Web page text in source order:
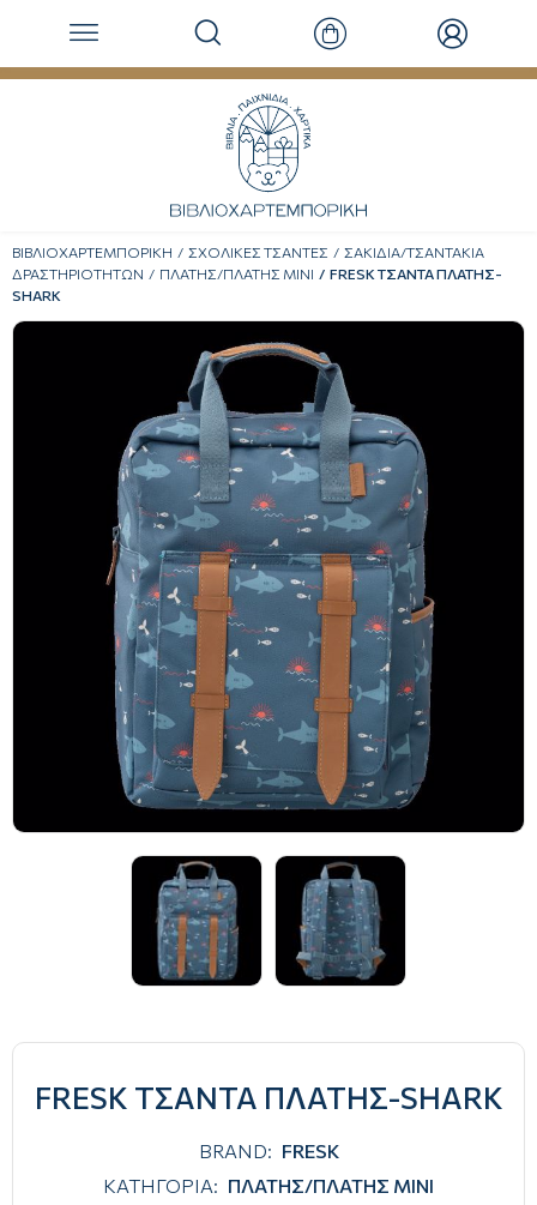
ΒΙΒΛΙΟΧΑΡΤΕΜΠΟΡΙΚΗ ΣΧΟΛΙΚΕΣ ΤΣΑΝΤΕΣ
ΣΑΚΙΔΙΑ/ΤΣΑΝΤΑΚΙΑ
ΔΡΑΣΤΗΡΙΟΤΗΤΩΝ
ΠΛΑΤΗΣ/ΠΛΑΤΗΣ ΜΙΝΙ
FRESK ΤΣΑΝΤΑ ΠΛΑΤΗΣ-
SHARK
FRESK ΤΣΑΝΤΑ ΠΛΑΤΗΣ-SHARK
BRAND: FRESK
ΚΑΤΗΓΟΡΙΑ: ΠΛΑΤΗΣ/ΠΛΑΤΗΣ ΜΙΝΙ